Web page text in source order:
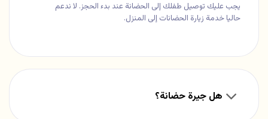
يجب عليك توصيل طفلك إلى الحضانة عند بدء الحجز. لا ندعم
حاليا خدمة زيارة الحضانات إلى المنزل.
هل جيرة حضانة؟